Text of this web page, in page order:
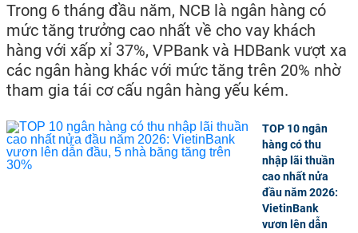
Trong 6 tháng đầu năm, NCB là ngân hàng có
mức tăng trưởng cao nhất về cho vay khách
hàng với xấp xỉ 37%, VPBank và HDBank vượt xa
các ngân hàng khác với mức tăng trên 20% nhờ
tham gia tái cơ cấu ngân hàng yếu kém.
TOP 10 ngân
hàng có thu
nhập lãi thuần
cao nhất nửa
đầu năm 2026:
VietinBank
vươn lên dẫn